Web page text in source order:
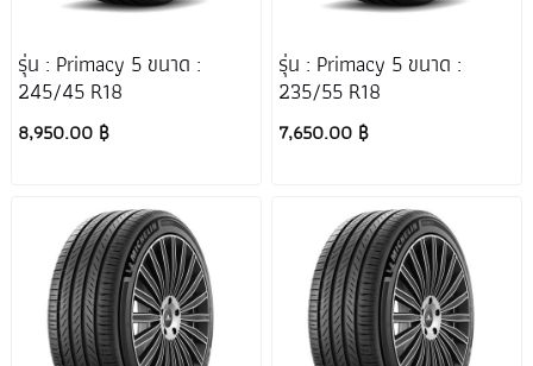
รุ่น : Primacy 5 ขนาด :
245/45 R18
8,950.00 ฿
รุ่น : Primacy 5 ขนาด :
235/55 R18
7,650.00 ฿